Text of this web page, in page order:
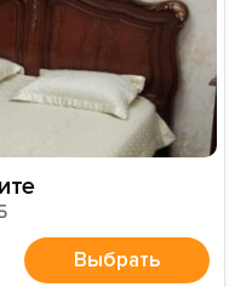
Выбрать